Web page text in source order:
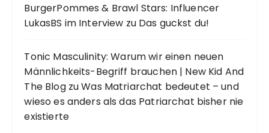
BurgerPommes & Brawl Stars: Influencer
LukasBS im Interview zu Das guckst du!
Tonic Masculinity: Warum wir einen neuen
Männlichkeits-Begriff brauchen | New Kid And
The BlogzuWas Matriarchat bedeutet – und
wieso es anders als das Patriarchat bisher nie
existierte